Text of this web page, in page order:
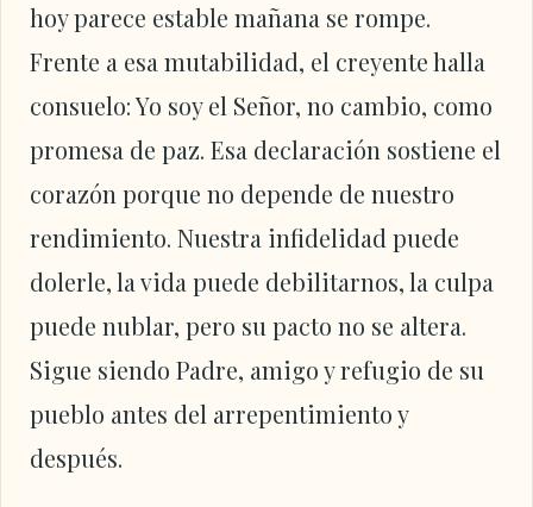
hoy parece estable mañana se rompe.
Frente a esa mutabilidad, el creyente halla
consuelo: Yo soy el Señor, no cambio, como
promesa de paz. Esa declaración sostiene el
corazón porque no depende de nuestro
rendimiento. Nuestra infidelidad puede
dolerle, la vida puede debilitarnos, la culpa
puede nublar, pero su pacto no se altera.
Sigue siendo Padre, amigo y refugio de su
pueblo antes del arrepentimiento y
después.